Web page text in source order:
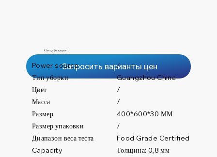
Запросить варианты цен
Power source
/
Тип уборки
Масса
Цвет /
400*600*30 ММ
Размер упаковки
Размер
Capacity
Диапазон веса теста Food Grade Certified
Guangzhou China
/
/
Толщина: 0,8 мм
Спецификация